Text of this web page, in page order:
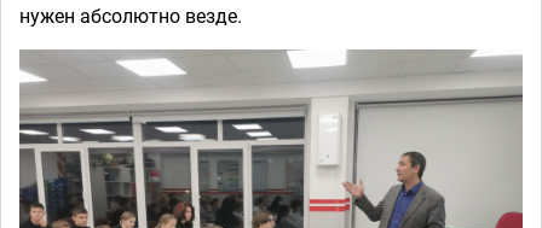
нужен абсолютно везде.